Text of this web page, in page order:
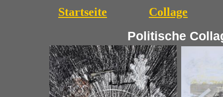
Startseite Collage
Politische